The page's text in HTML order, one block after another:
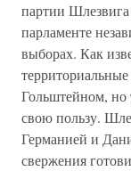
партии Шлезвига
парламенте
выборах. Как
Гольштейном, но
свою пользу.
Германией и
свержения